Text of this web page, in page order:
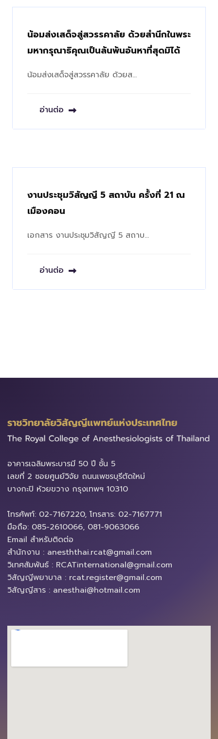
น้อมส่งเสด็จสู่สวรรคาลัย ด้วยสำนึกในพระ
มหากรุณาธิคุณเป็นล้นพ้นอันหาที่สุดมิได้
น้อมส่งเสด็จสู่สวรรคาลัย ด้วยส…
อ่านต่อ
งานประชุมวิสัญญี 5 สถาบัน ครั้งที่ 21 ณ
เมืองคอน
เอกสาร งานประชุมวิสัญญี 5 สถาบ…
อ่านต่อ
อาคารเฉลิมพระบารมี​ 50 ปี ชั้น 5
เลขที่ 2 ซอยศูนย์วิจัย ถนนเพชรบุรีตัดใหม่
บางกะปิ ห้วยขวาง ​กรุงเทพฯ 10310
โทรศัพท์: 02-7167220, โทรสาร: 02-7167771
มือถือ: 085-2610066, 081-9063066
Email สำหรับติดต่อ
สำนักงาน : anesththai.rcat@gmail.com
วิเทศสัมพันธ์ : RCATinternational@gmail.com
วิสัญญีพยาบาล : rcat.register@gmail.com
วิสัญญีสาร : anesthai@hotmail.com